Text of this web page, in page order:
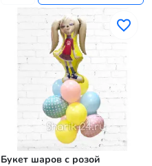
Букет шаров с розой